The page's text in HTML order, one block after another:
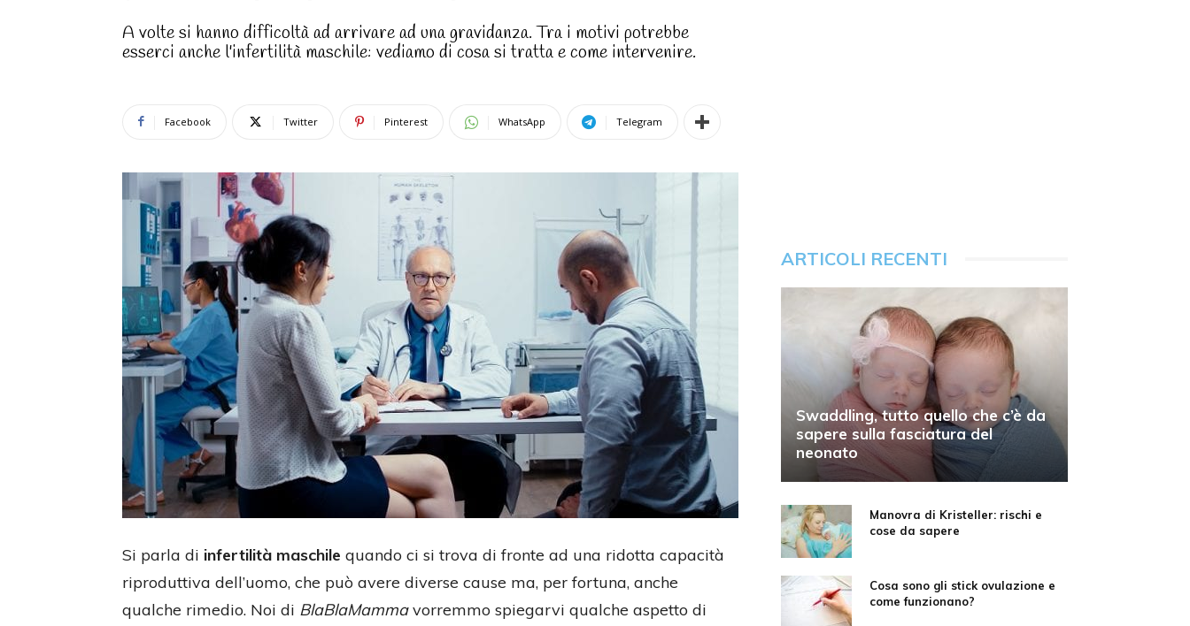
A volte si hanno difficoltà ad arrivare ad una gravidanza. Tra i motivi potrebbe
esserci anche l'infertilità maschile: vediamo di cosa si tratta e come intervenire.
Facebook Twitter Pinterest WhatsApp Telegram
Si parla di infertilità maschile quando ci si trova di fronte ad una ridotta capacità
riproduttiva dell’uomo, che può avere diverse cause ma, per fortuna, anche
qualche rimedio. Noi di BlaBlaMammavorremmo spiegarvi qualche aspetto di
ARTICOLI RECENTI
Swaddling, tutto quello che c’è da
sapere sulla fasciatura del
neonato
Manovra di Kristeller: rischi e
cose da sapere
Cosa sono gli stick ovulazione e
come funzionano?